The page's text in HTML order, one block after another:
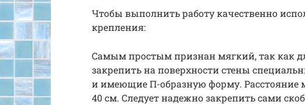
Чтобы выполнить работу качественно
крепления:
Самым простым признан мягкий, так как
закрепить на поверхности стены
и имеющие П-образную форму.
40 см. Следует надежно закрепить сами